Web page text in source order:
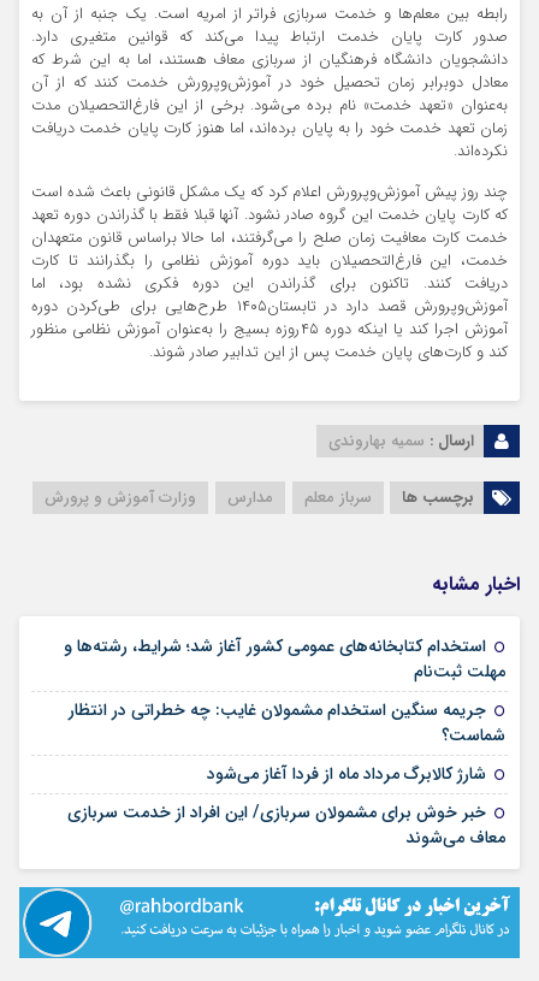
رابطه بین معلم‌ها و خدمت سربازی فراتر از امریه است. یک جنبه از آن به
صدور کارت پایان خدمت ارتباط پیدا می‌کند که قوانین متغیری دارد.
دانشجویان دانشگاه فرهنگیان از سربازی معاف هستند، اما به این شرط که
معادل دوبرابر زمان تحصیل خود در آموزش‌وپرورش خدمت کنند که از آن
به‌عنوان «تعهد خدمت» نام برده می‌شود. برخی از این فارغ‌التحصیلان مدت
زمان تعهد خدمت خود را به پایان برده‌اند، اما هنوز کارت پایان خدمت دریافت
نکرده‌اند.
چند روز پیش آموزش‌وپرورش اعلام کرد که یک مشکل قانونی باعث شده است
که کارت پایان خدمت این گروه صادر نشود. آنها قبلا فقط با گذراندن دوره تعهد
خدمت کارت معافیت زمان صلح را می‌گرفتند، اما حالا براساس قانون متعهدان
خدمت، این فارغ‌التحصیلان باید دوره آموزش نظامی را بگذرانند تا کارت
دریافت کنند. تاکنون برای گذراندن این دوره فکری نشده بود، اما
آموزش‌وپرورش قصد دارد در تابستان۱۴۰۵ طرح‌هایی برای طی‌کردن دوره
آموزش اجرا کند یا اینکه دوره ۴۵روزه بسیج را به‌عنوان آموزش نظامی منظور
کند و کارت‌های پایان خدمت پس از این تدابیر صادر شوند.
ارسال : سمیه بهاروندی
برچسب ها سرباز معلم مدارس وزارت آموزش و پرورش
اخبار مشابه
استخدام کتابخانه‌های عمومی کشور آغاز شد؛ شرایط، رشته‌ها و
مهلت ثبت‌نام
جریمه سنگین استخدام مشمولان غایب: چه خطراتی در انتظار
شماست؟
شارژ کالابرگ مرداد ماه از فردا آغاز می‌شود
خبر خوش برای مشمولان سربازی/ این افراد از خدمت سربازی
معاف می‌شوند